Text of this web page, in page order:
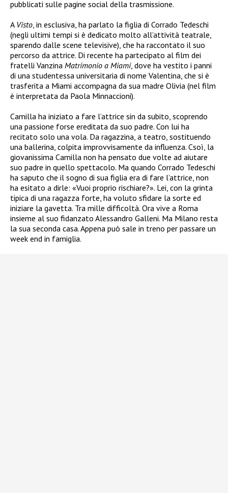
pubblicati sulle pagine social della trasmissione.
A Visto , in esclusiva, ha parlato la figlia di Corrado Tedeschi
(negli ultimi tempi si è dedicato molto all’attività teatrale,
sparendo dalle scene televisive), che ha raccontato il suo
percorso da attrice. Di recente ha partecipato al film dei
fratelli Vanzina Matrimonio a Miami, dove ha vestito i panni
di una studentessa universitaria di nome Valentina, che si è
trasferita a Miami accompagna da sua madre Olivia (nel film
è interpretata da Paola Minnaccioni).
Camilla ha iniziato a fare l’attrice sin da subito, scoprendo
una passione forse ereditata da suo padre. Con lui ha
recitato solo una vola. Da ragazzina, a teatro, sostituendo
una ballerina, colpita improvvisamente da influenza. Csoì, la
giovanissima Camilla non ha pensato due volte ad aiutare
suo padre in quello spettacolo. Ma quando Corrado Tedeschi
ha saputo che il sogno di sua figlia era di fare l’attrice, non
ha esitato a dirle: «Vuoi proprio rischiare?». Lei, con la grinta
tipica di una ragazza forte, ha voluto sfidare la sorte ed
iniziare la gavetta. Tra mille difficoltà. Ora vive a Roma
insieme al suo fidanzato Alessandro Galleni. Ma Milano resta
la sua seconda casa. Appena può sale in treno per passare un
week end in famiglia.